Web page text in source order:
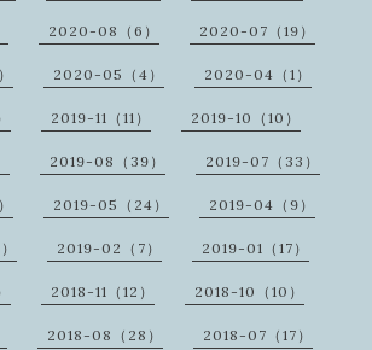
2020-08（6） 2020-07（19）
2020-05（4） 2020-04（1）
2019-11（11） 2019-10（10）
2019-08（39） 2019-07（33）
2019-05（24） 2019-04（9）
2019-02（7） 2019-01（17）
2018-11（12） 2018-10（10）
2018-08（28） 2018-07（17）